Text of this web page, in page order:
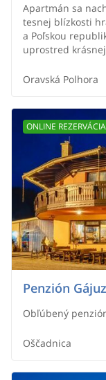
Apartmán sa
tesnej blízkosti
a Poľskou
uprostred
Oravská Polhora
Penzión
Obľúbený
ONLINE REZERVÁCIA
Oščadnica